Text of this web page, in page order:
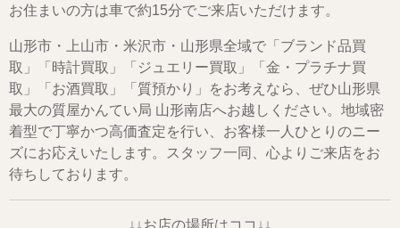
お住まいの方は車で約15分でご来店いただけます。
山形市・上山市・米沢市・山形県全域で「ブランド品買
取」「時計買取」「ジュエリー買取」「金・プラチナ買
取」「お酒買取」「質預かり」をお考えなら、ぜひ山形県
最大の質屋かんてい局 山形南店へお越しください。地域密
着型で丁寧かつ高価査定を行い、お客様一人ひとりのニー
ズにお応えいたします。スタッフ一同、心よりご来店をお
待ちしております。